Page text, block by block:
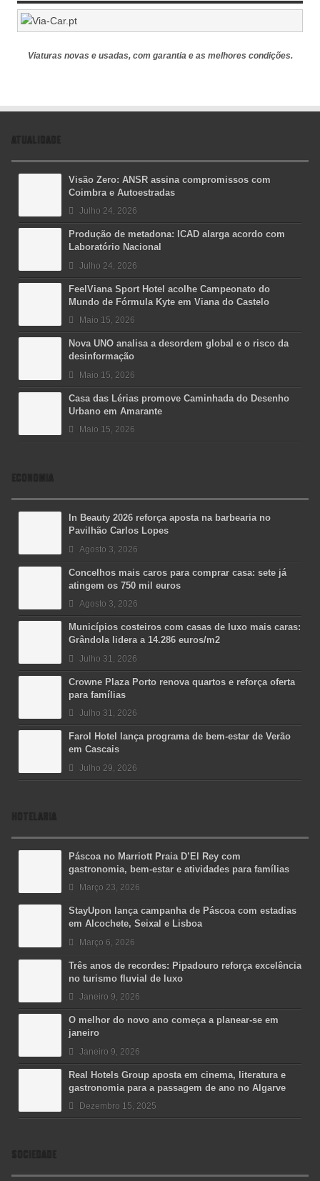
Viaturas novas e usadas, com garantia e as melhores condições.
ATUALIDADE
Visão Zero: ANSR assina compromissos com
Coimbra e Autoestradas
Julho 24, 2026
Produção de metadona: ICAD alarga acordo com
Laboratório Nacional
Julho 24, 2026
FeelViana Sport Hotel acolhe Campeonato do
Mundo de Fórmula Kyte em Viana do Castelo
Maio 15, 2026
Nova UNO analisa a desordem global e o risco da
desinformação
Maio 15, 2026
Casa das Lérias promove Caminhada do Desenho
Urbano em Amarante
Maio 15, 2026
ECONOMIA
In Beauty 2026 reforça aposta na barbearia no
Pavilhão Carlos Lopes
Agosto 3, 2026
Concelhos mais caros para comprar casa: sete já
atingem os 750 mil euros
Agosto 3, 2026
Municípios costeiros com casas de luxo mais caras:
Grândola lidera a 14.286 euros/m2
Julho 31, 2026
Crowne Plaza Porto renova quartos e reforça oferta
para famílias
Julho 31, 2026
Farol Hotel lança programa de bem-estar de Verão
em Cascais
Julho 29, 2026
HOTELARIA
Páscoa no Marriott Praia D’El Rey com
gastronomia, bem-estar e atividades para famílias
Março 23, 2026
StayUpon lança campanha de Páscoa com estadias
em Alcochete, Seixal e Lisboa
Março 6, 2026
Três anos de recordes: Pipadouro reforça excelência
no turismo fluvial de luxo
Janeiro 9, 2026
O melhor do novo ano começa a planear-se em
janeiro
Janeiro 9, 2026
Real Hotels Group aposta em cinema, literatura e
gastronomia para a passagem de ano no Algarve
Dezembro 15, 2025
SOCIEDADE